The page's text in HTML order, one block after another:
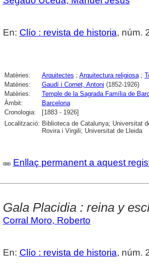
En: Clío : revista de historia, núm.
Matèries: Arquitectes ; Arquitectura religiosa;
Matèries:
Gaudí i Cornet, Antoni (1852-1926)
Matèries:
Temple de la Sagrada Família de
Àmbit:
Barcelona
Cronologia:
[1883 - 1926]
Localització: Biblioteca de Catalunya; Universitat
Rovira i Virgili; Universitat de Lleida
Enllaç permanent a aquest
Gala Placidia : reina y
Corral Moro, Roberto
En: Clío : revista de historia, núm.